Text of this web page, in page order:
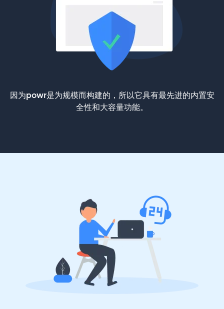
因为powr是为规模而构建的，所以它具有最先进的内置安
全性和大容量功能。